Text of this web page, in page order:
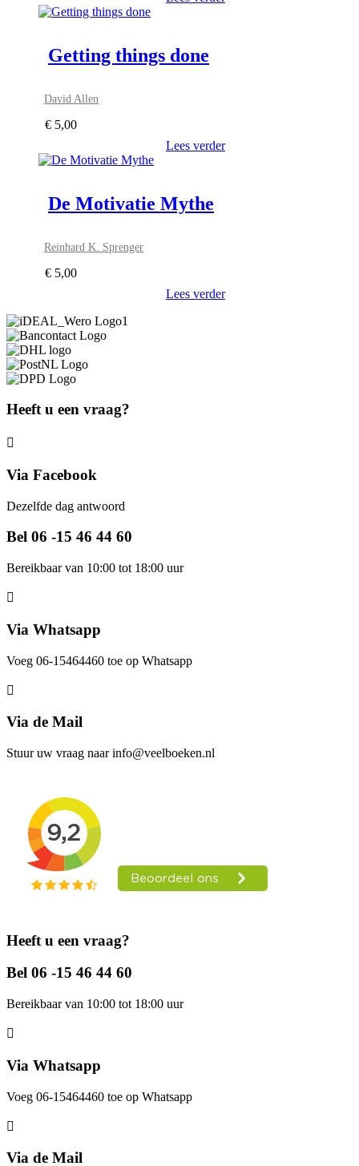
Getting things done
David Allen
€ 5,00
Lees verder
De Motivatie Mythe
Reinhard K. Sprenger
€ 5,00
Lees verder
Heeft u een vraag?
Via Facebook
Dezelfde dag antwoord
Bel 06 -15 46 44 60
Bereikbaar van 10:00 tot 18:00 uur
Via Whatsapp
Voeg 06-15464460 toe op Whatsapp
Via de Mail
Stuur uw vraag naar info@veelboeken.nl
Heeft u een vraag?
Bel 06 -15 46 44 60
Bereikbaar van 10:00 tot 18:00 uur
Via Whatsapp
Voeg 06-15464460 toe op Whatsapp
Via de Mail